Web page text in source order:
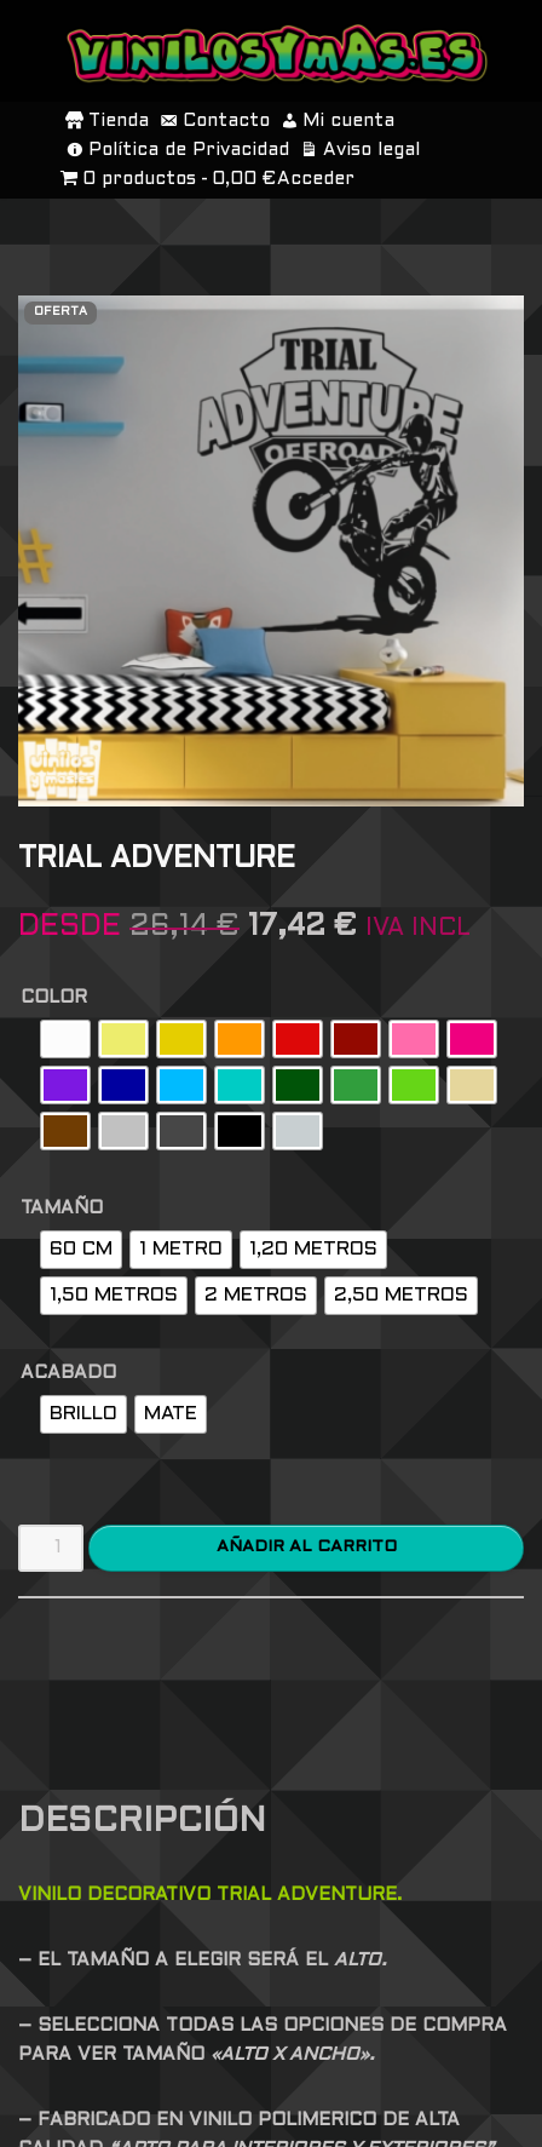
SALTAR
CONTENIDO
Tienda Contacto
Mi cuenta
Política de Privacidad
Aviso legal
0 productos
0,00 € Acceder
OFERTA
TRIAL ADVENTURE
DESDE 26,14€ 17,42 € IVA INCL
COLOR
TAMAÑO
60 CM 1 METRO 1,20 METROS
1,50 METROS 2 METROS 2,50 METROS
ACABADO
BRILLO MATE
AÑADIR AL CARRITO
DESCRIPCIÓN
VINILO DECORATIVO TRIAL ADVENTURE.
– EL TAMAÑO A ELEGIR SERÁ EL ALTO.
– SELECCIONA TODAS LAS OPCIONES DE COMPRA
PARA VER TAMAÑO «ALTO X ANCHO».
– FABRICADO EN VINILO POLIMERICO DE ALTA